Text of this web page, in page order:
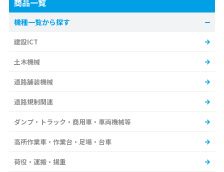
商品一覧
機種一覧から探す
建設ICT
土木機械
道路舗装機械
道路規制関連
ダンプ・トラック・商用車・車両機械等
高所作業車・作業台・足場・台車
荷役・運搬・揚重